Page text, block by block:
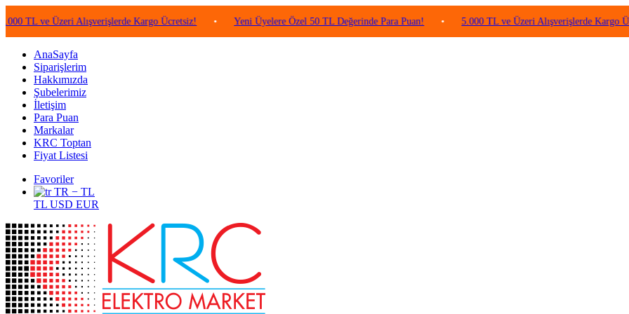
Üzeri Alışverişlerde Kargo Ücretsiz! • Yeni Üyelere Özel 50 TL Değerinde Para Puan! • 5.000 TL ve Üzeri Alışverişlerde Kargo Ücretsiz!
AnaSayfa
Siparişlerim
Hakkımızda
Şubelerimiz
İletişim
Para Puan
Markalar
KRC Toptan
Fiyat Listesi
Favoriler
TR − TL
TL USD EUR